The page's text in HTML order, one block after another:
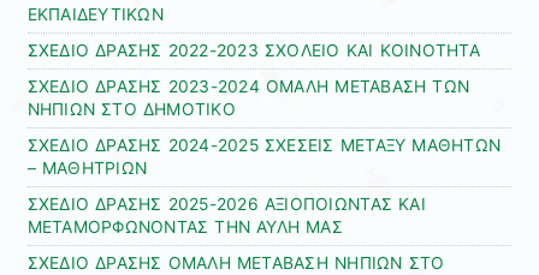
ΕΚΠΑΙΔΕΥΤΙΚΩΝ
ΣΧΕΔΙΟ ΔΡΑΣΗΣ 2022-2023 ΣΧΟΛΕΙΟ ΚΑΙ ΚΟΙΝΟΤΗΤΑ
ΣΧΕΔΙΟ ΔΡΑΣΗΣ 2023-2024 ΟΜΑΛΗ ΜΕΤΑΒΑΣΗ ΤΩΝ
ΝΗΠΙΩΝ ΣΤΟ ΔΗΜΟΤΙΚΟ
ΣΧΕΔΙΟ ΔΡΑΣΗΣ 2024-2025 ΣΧΕΣΕΙΣ ΜΕΤΑΞΥ ΜΑΘΗΤΩΝ
– ΜΑΘΗΤΡΙΩΝ
ΣΧΕΔΙΟ ΔΡΑΣΗΣ 2025-2026 ΑΞΙΟΠΟΙΩΝΤΑΣ ΚΑΙ
ΜΕΤΑΜΟΡΦΩΝΟΝΤΑΣ ΤΗΝ ΑΥΛΗ ΜΑΣ
ΣΧΕΔΙΟ ΔΡΑΣΗΣ ΟΜΑΛΗ ΜΕΤΑΒΑΣΗ ΝΗΠΙΩΝ ΣΤΟ